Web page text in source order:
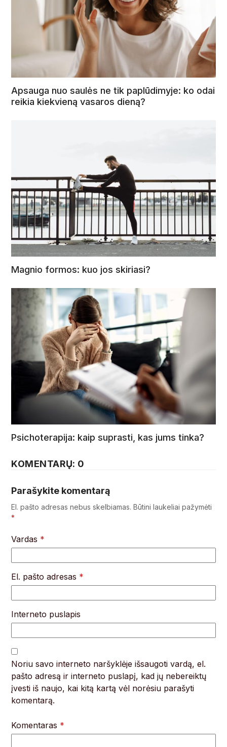
Apsauga nuo saulės ne tik paplūdimyje: ko odai
reikia kiekvieną vasaros dieną?
Magnio formos: kuo jos skiriasi?
Psichoterapija: kaip suprasti, kas jums tinka?
KOMENTARŲ: 0
Parašykite komentarą
El. pašto adresas nebus skelbiamas. Būtini laukeliai pažymėti
*
Vardas *
El. pašto adresas *
Interneto puslapis
Noriu savo interneto naršyklėje išsaugoti vardą, el.
pašto adresą ir interneto puslapį, kad jų nebereiktų
įvesti iš naujo, kai kitą kartą vėl norėsiu parašyti
komentarą.
Komentaras *